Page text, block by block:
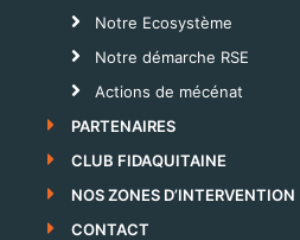
Notre Ecosystème
Notre démarche RSE
Actions de mécénat
PARTENAIRES
CLUB FIDAQUITAINE
NOS ZONES D’INTERVENTION
CONTACT